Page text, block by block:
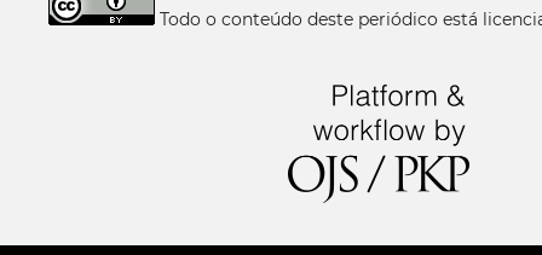
Todo o conteúdo deste periódico está